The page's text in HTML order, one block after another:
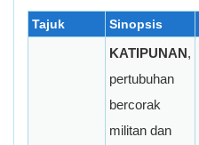
Tajuk Sinopsis
KATIPUNAN ,
pertubuhan
bercorak
militan dan